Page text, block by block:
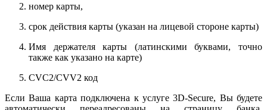
номер карты,
срок действия карты (указан на лицевой стороне карты)
Имя держателя карты (латинскими буквами, точно
также как указано на карте)
CVC2/CVV2 код
Если Ваша карта подключена к услуге 3D-Secure, Вы будете